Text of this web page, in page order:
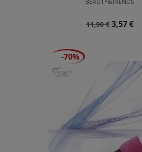
Prezzo
11,90 € Prezzo
3,57 €
-70%